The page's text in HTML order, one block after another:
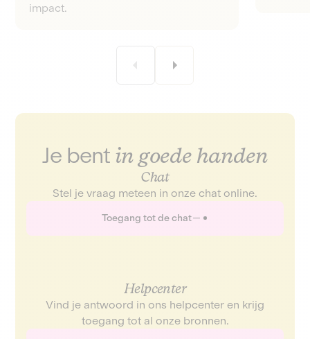
impact.
Je bent in goede handen
Chat
Stel je vraag meteen in onze chat online.
Toegang tot de chat
Helpcenter
Vind je antwoord in ons helpcenter en krijg
toegang tot al onze bronnen.